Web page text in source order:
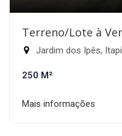
Terreno/Lote à
Jardim dos Ipês,
250 M²
Mais informações